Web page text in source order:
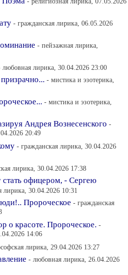
- гражданская лирика, 06.05.2026
- пейзажная лирика,
любовная лирика, 30.04.2026 23:00
- мистика и эзотерика,
- мистика и эзотерика,
Андрея Вознесенского -
20:49
- гражданская лирика, 30.04.2026
лирика, 30.04.2026 17:38
офицером, - Сергею
лирика, 30.04.2026 10:31
Пророческое - гражданская
о красоте. Пророческое. -
14:06
лирика, 29.04.2026 13:27
- любовная лирика, 26.04.2026